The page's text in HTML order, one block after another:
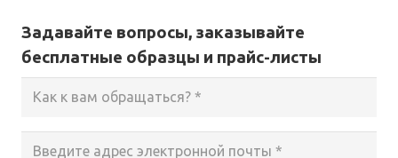
Задавайте вопросы, заказывайте
бесплатные образцы и прайс-листы